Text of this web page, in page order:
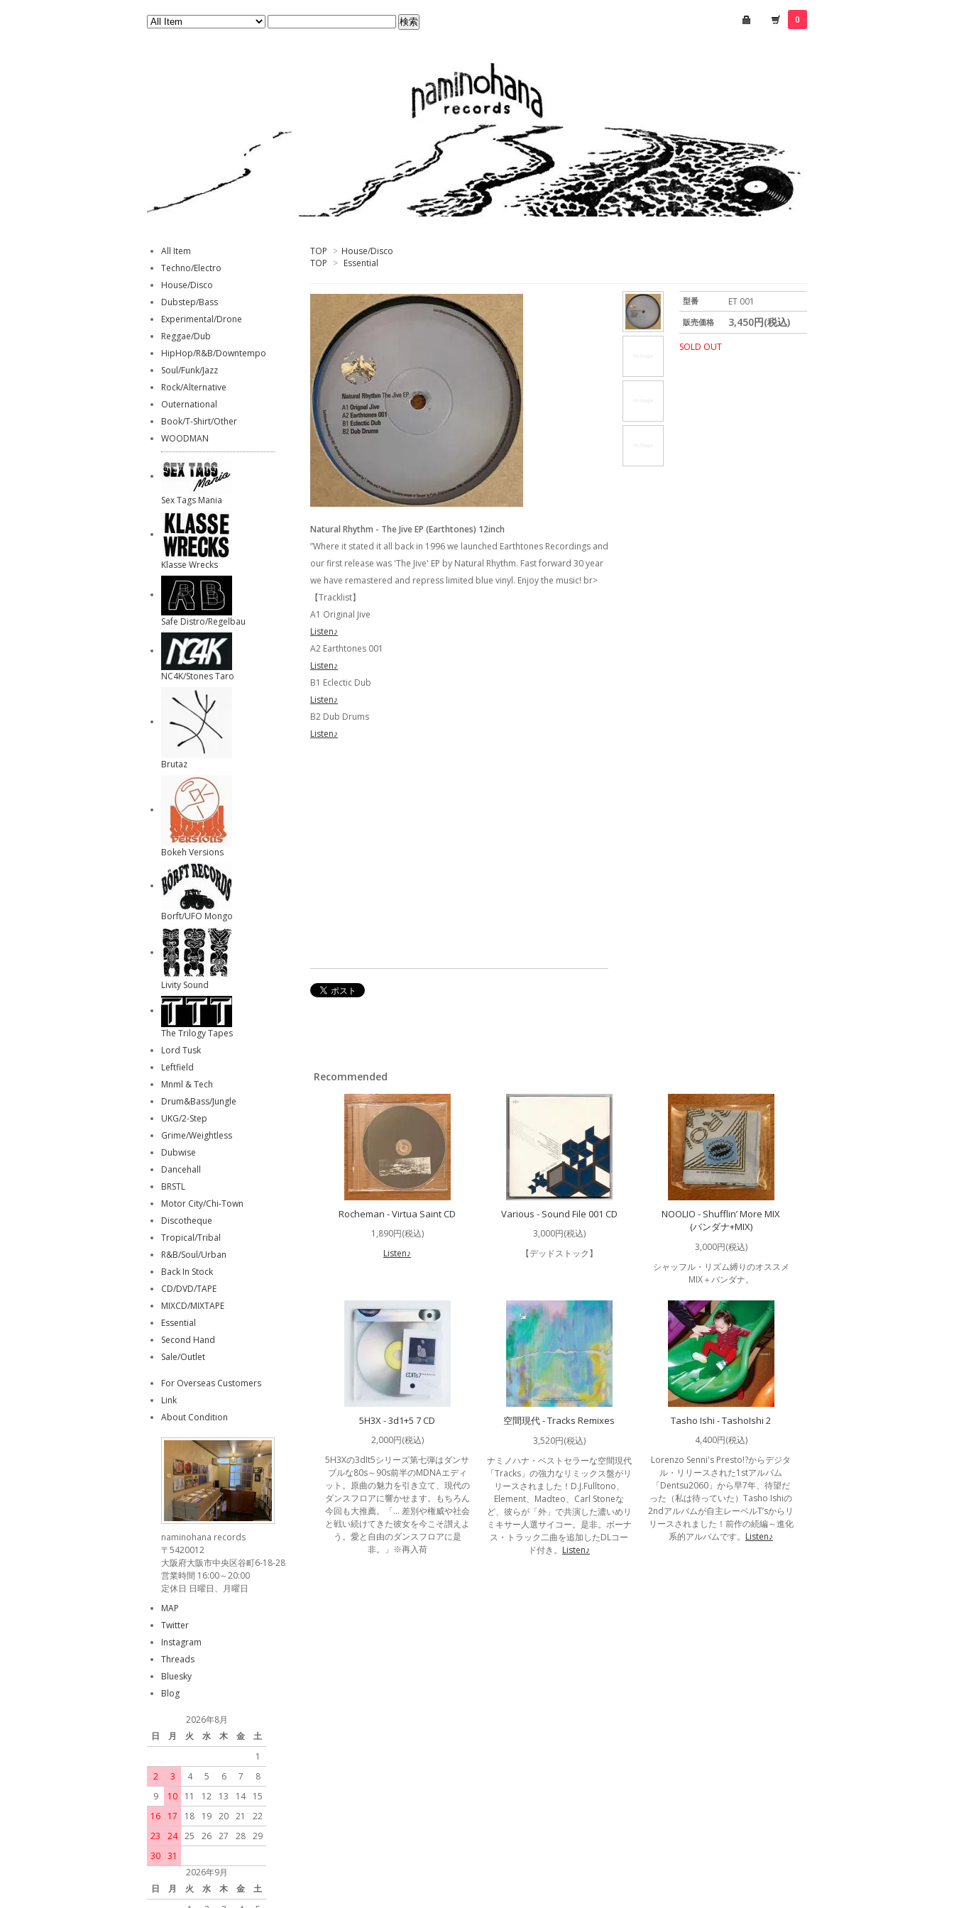
0
TOP > House/Disco
TOP > Essential
型番 ET 001
販売価格 3,450円(税込)
SOLD OUT
Natural Rhythm - The Jive EP (Earthtones) 12inch
”Where it stated it all back in 1996 we launched Earthtones Recordings and
our first release was 'The Jive' EP by Natural Rhythm. Fast forward 30 year
we have remastered and repress limited blue vinyl. Enjoy the music! br>
【Tracklist】
A1 Original Jive
Listen♪
A2 Earthtones 001
Listen♪
B1 Eclectic Dub
Listen♪
B2 Dub Drums
Listen♪
Recommended
Rocheman - Virtua Saint CD
1,890円(税込)
Listen♪
Various - Sound File 001 CD
3,000円(税込)
【デッドストック】
NOOLIO - Shufflin’ More MIX
(バンダナ+MIX)
3,000円(税込)
シャッフル・リズム縛りのオススメ
MIX＋バンダナ。
5H3X - 3d1+5 7 CD
2,000円(税込)
5H3Xの3dIt5シリーズ第七弾はダンサ
ブルな80s～90s前半のMDNAエディ
ット。原曲の魅力を引き立て、現代の
ダンスフロアに響かせます。もちろん
今回も大推薦。「… 差別や権威や社会
と戦い続けてきた彼女を今こそ讃えよ
う。愛と自由のダンスフロアに是
非。」※再入荷
空間現代 - Tracks Remixes
3,520円(税込)
ナミノハナ・ベストセラーな空間現代
「Tracks」の強力なリミックス盤がリ
リースされました！D.J.Fulltono、
Element、Madteo、Carl Stoneな
ど、彼らが「外」で共演した濃いめリ
ミキサー人選サイコー。是非。ボーナ
ス・トラック二曲を追加したDLコー
ド付き。 Listen♪
Tasho Ishi - TashoIshi 2
4,400円(税込)
Lorenzo Senni's Presto!?からデジタ
ル・リリースされた1stアルバム
「Dentsu2060」から早7年、待望だ
った（私は待っていた）Tasho Ishiの
2ndアルバムが自主レーベルT’sからリ
リースされました！前作の続編～進化
系的アルバムです。 Listen♪
All Item
Techno/Electro
House/Disco
Dubstep/Bass
Experimental/Drone
Reggae/Dub
HipHop/R&B/Downtempo
Soul/Funk/Jazz
Rock/Alternative
Outernational
Book/T-Shirt/Other
WOODMAN
Sex Tags Mania
Klasse Wrecks
Safe Distro/Regelbau
NC4K/Stones Taro
Brutaz
Bokeh Versions
Borft/UFO Mongo
Livity Sound
The Trilogy Tapes
Lord Tusk
Leftfield
Mnml & Tech
Drum&Bass/Jungle
UKG/2-Step
Grime/Weightless
Dubwise
Dancehall
BRSTL
Motor City/Chi-Town
Discotheque
Tropical/Tribal
R&B/Soul/Urban
Back In Stock
CD/DVD/TAPE
MIXCD/MIXTAPE
Essential
Second Hand
Sale/Outlet
For Overseas Customers
Link
About Condition
naminohana records
〒5420012
大阪府大阪市中央区谷町6-18-28
営業時間 16:00～20:00
定休日 日曜日、月曜日
MAP
Twitter
Instagram
Threads
Bluesky
Blog
2026年8月
日
月 火 水 木 金
土
1
2
3 4 5 6 7
8
9
10 11 12 13 14
15
16
17 18 19 20 21
22
23
24 25 26 27 28 29
30 31
2026年9月
日
月 火 水 木 金
土